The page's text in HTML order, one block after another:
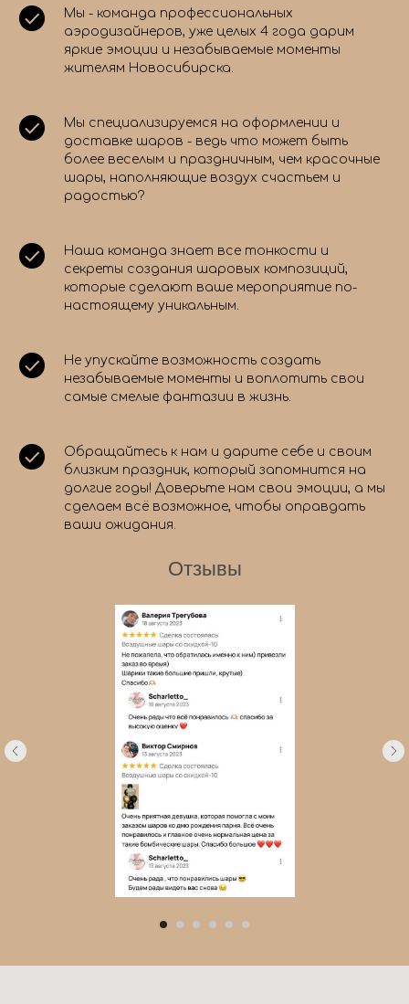
Мы - команда профессиональных
аэродизайнеров, уже целых 4 года дарим
яркие эмоции и незабываемые моменты
жителям Новосибирска.
Мы специализируемся на оформлении и
доставке шаров - ведь что может быть
более веселым и праздничным, чем красочные
шары, наполняющие воздух счастьем и
радостью?
Наша команда знает все тонкости и
секреты создания шаровых композиций,
которые сделают ваше мероприятие по-
настоящему уникальным.
Не упускайте возможность создать
незабываемые моменты и воплотить свои
самые смелые фантазии в жизнь.
Обращайтесь к нам и дарите себе и своим
близким праздник, который запомнится на
долгие годы! Доверьте нам свои эмоции, а мы
сделаем всё возможное, чтобы оправдать
ваши ожидания.
Отзывы